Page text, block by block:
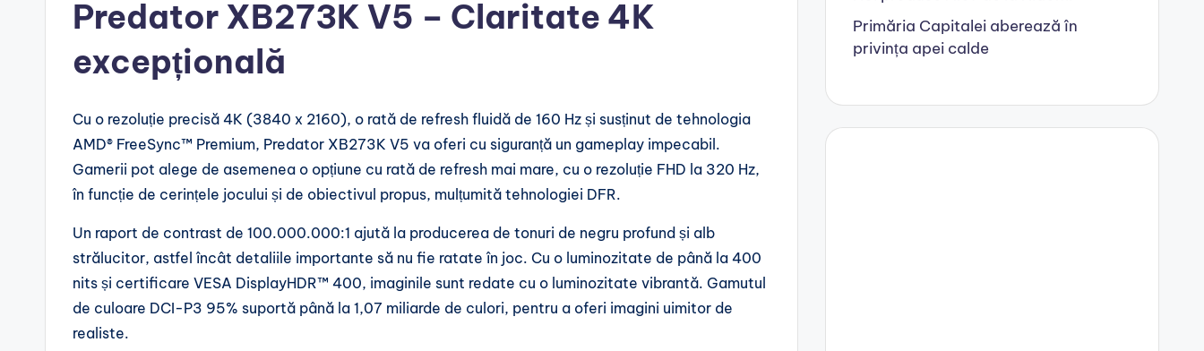
Predator XB273K V5 – Claritate 4K
excepțională
Cu o rezoluție precisă 4K (3840 x 2160), o rată de refresh fluidă de 160 Hz și susținut de tehnologia
AMD® FreeSync™ Premium, Predator XB273K V5 va oferi cu siguranță un gameplay impecabil.
Gamerii pot alege de asemenea o opțiune cu rată de refresh mai mare, cu o rezoluție FHD la 320 Hz,
în funcție de cerințele jocului și de obiectivul propus, mulțumită tehnologiei DFR.
Un raport de contrast de 100.000.000:1 ajută la producerea de tonuri de negru profund și alb
strălucitor, astfel încât detaliile importante să nu fie ratate în joc. Cu o luminozitate de până la 400
nits și certificare VESA DisplayHDR™ 400, imaginile sunt redate cu o luminozitate vibrantă. Gamutul
de culoare DCI-P3 95% suportă până la 1,07 miliarde de culori, pentru a oferi imagini uimitor de
realiste.
Primăria Capitalei aberează în
privința apei calde